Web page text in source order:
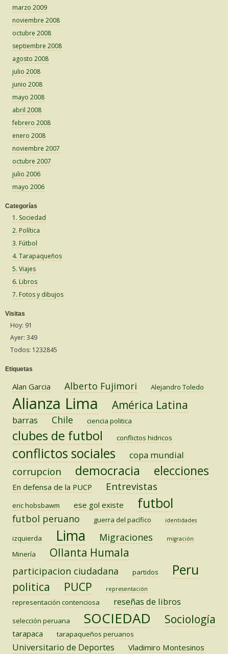
marzo 2009
noviembre 2008
octubre 2008
septiembre 2008
agosto 2008
julio 2008
junio 2008
mayo 2008
abril 2008
febrero 2008
enero 2008
noviembre 2007
octubre 2007
julio 2006
mayo 2006
Categorías
1. Sociedad
2. Política
3. Fútbol
4. Tarapaqueños
5. Viajes
6. Libros
7. Fotos y dibujos
Visitas
Hoy: 91
Ayer: 349
Todos: 1232845
Etiquetas
Alan Garcia Alberto Fujimori Alejandro Toledo
Alianza Lima América Latina
barras Chile ciencia politica
clubes de futbol conflictos hidricos
conflictos sociales copa mundial
corrupcion democracia elecciones
En defensa de la PUCP Entrevistas
eric hobsbawm ese gol existe futbol
futbol peruano guerra del pacífico identidades
izquierda Lima Migraciones migración
Minería Ollanta Humala
participacion ciudadana partidos Peru
politica PUCP representación
representación contenciosa reseñas de libros
selección peruana SOCIEDAD Sociología
tarapaca tarapaqueños peruanos
Universitario de Deportes Vladimiro Montesinos